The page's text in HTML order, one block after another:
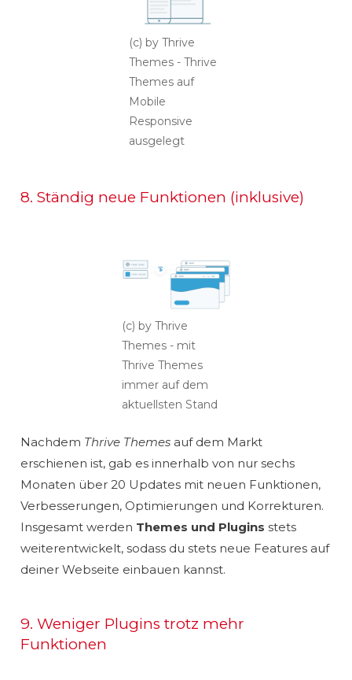
(c) by Thrive
Themes - Thrive
Themes auf
Mobile
Responsive
ausgelegt
8. Ständig neue Funktionen (inklusive)
(c) by Thrive
Themes - mit
Thrive Themes
immer auf dem
aktuellsten Stand
Nachdem Thrive Themes auf dem Markt
erschienen ist, gab es innerhalb von nur sechs
Monaten über 20 Updates mit neuen Funktionen,
Verbesserungen, Optimierungen und Korrekturen.
Insgesamt werden Themes und Plugins stets
weiterentwickelt, sodass du stets neue Features auf
deiner Webseite einbauen kannst.
9. Weniger Plugins trotz mehr
Funktionen